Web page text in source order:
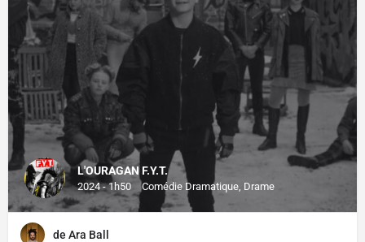
L'OURAGAN F.Y.T.
2024 - 1h50 Comédie Dramatique, Drame
de Ara Ball